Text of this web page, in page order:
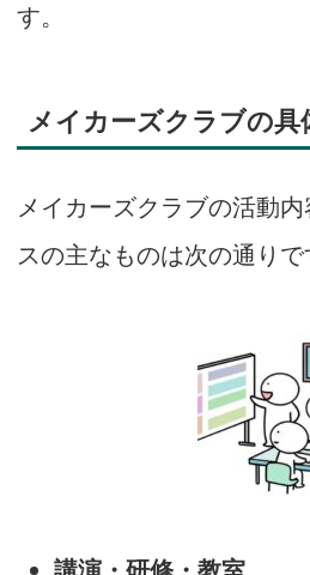
す。
メイカーズクラブの具
メイカーズクラブの活動
スの主なものは次の通りで